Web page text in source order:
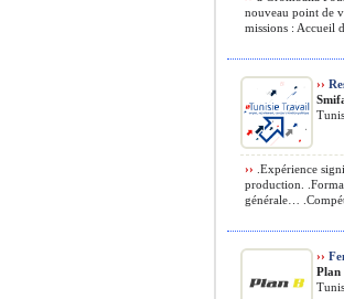
nouveau point de
missions : Accueil
››
›› .Expérience
production.
générale…
››
Plan